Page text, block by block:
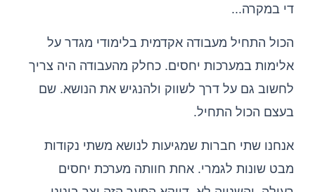
די במקרה...
הכול התחיל מעבודה אקדמית בלימודי מגדר על
אלימות במערכות יחסים. כחלק מהעבודה היה צריך
לחשוב גם על דרך לשווק ולהנגיש את הנושא. שם
בעצם הכול התחיל.
אנחנו שתי חברות שמגיעות לנושא משתי נקודות
מבט שונות לגמרי. אחת חוותה מערכת יחסים